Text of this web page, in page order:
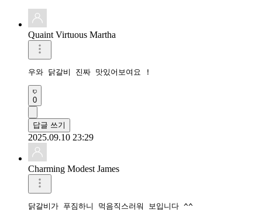
Quaint Virtuous Martha
우와 닭갈비 진짜 맛있어보여요 !
0
답글 쓰기
2025.09.10 23:29
Charming Modest James
닭갈비가 푸짐하니 먹음직스러워 보입니다 ^^